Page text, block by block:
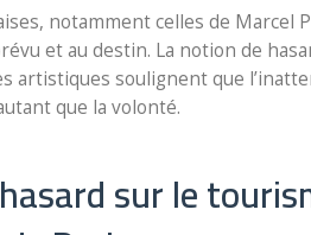
notamment celles de Marcel
et au destin. La notion de
artistiques soulignent que
que la volonté.
sur le